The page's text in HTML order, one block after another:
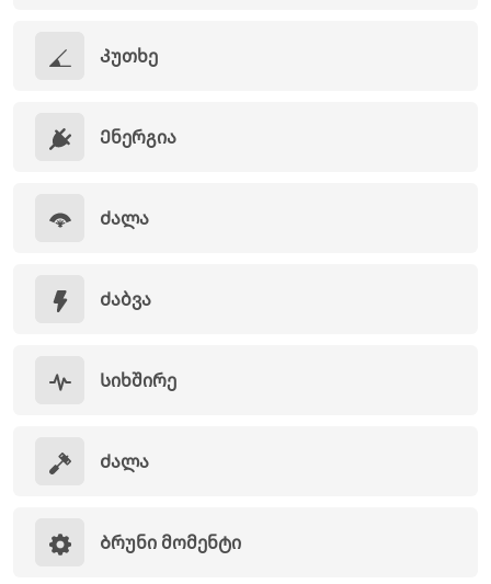
Კუთხე
Ენერგია
Ძალა
Ძაბვა
Სიხშირე
Ძალა
Ბრუნი მომენტი